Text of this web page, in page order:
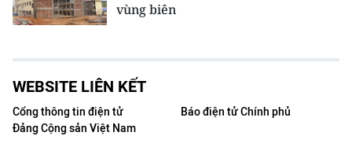
vùng biên
WEBSITE LIÊN KẾT
Cổng thông tin điện tử
Đảng Cộng sản Việt Nam
Báo điện tử Chính phủ